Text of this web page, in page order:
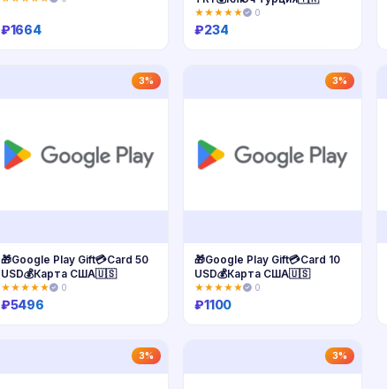
₽1664
★★★★★ 0
₽234
3%
🎁Google Play Gift💳Card 50
USD💰Карта США🇺🇸
★★★★★ 0
₽5496
3%
🎁Google Play Gift💳Card 10
USD💰Карта США🇺🇸
★★★★★ 0
₽1100
3% 3%